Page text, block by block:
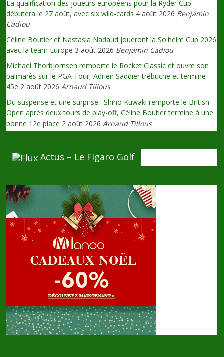
La qualification des joueurs européens pour la Ryder Cup
débutera le 27 août, avec six wild-cards 4 août 2026 Benjamin
Cadiou
Céline Boutier et Nastasia Nadaud joueront la Solheim Cup 2026
avec la team Europe 3 août 2026 Benjamin Cadiou
Michael Thorbjornsen remporte le Rocket Classic et ouvre son
palmarès sur le PGA Tour, Adrien Saddier trébuche et termine
45e 2 août 2026 Arnaud Tillous
Du suspense et une surprise : Shiho Kuwaki remporte le British
Open après deux tours de play-off, Céline Boutier termine à une
bonne 12e place 2 août 2026 Arnaud Tillous
Actus – Le Figaro Golf